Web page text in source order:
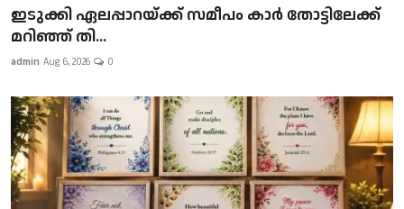
ഇടുക്കി ഏലപ്പാറയ്ക്ക് സമീപം കാർ തോട്ടിലേക്ക്
മറിഞ്ഞ് തി...
admin Aug 6, 2026 0